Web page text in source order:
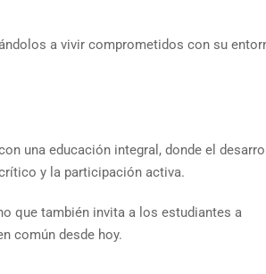
a vivir comprometidos con su
una educación integral, donde el
y la participación activa.
que también invita a los estudiantes a
común desde hoy.